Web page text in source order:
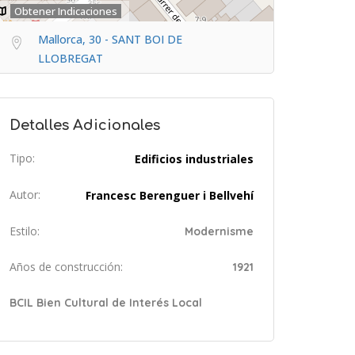
Obtener Indicaciones
Mallorca, 30 - SANT BOI DE
LLOBREGAT
Detalles Adicionales
Tipo: Edificios industriales
Autor: Francesc Berenguer i Bellvehí
Estilo: Modernisme
Años de construcción: 1921
BCIL Bien Cultural de Interés Local